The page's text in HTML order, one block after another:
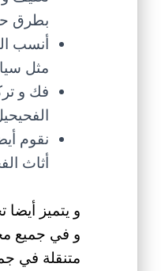
بطرق
أنسب
مثل
فك و
نقوم
أثاث
و يتميز أيضا
و في جميع
متنقلة في